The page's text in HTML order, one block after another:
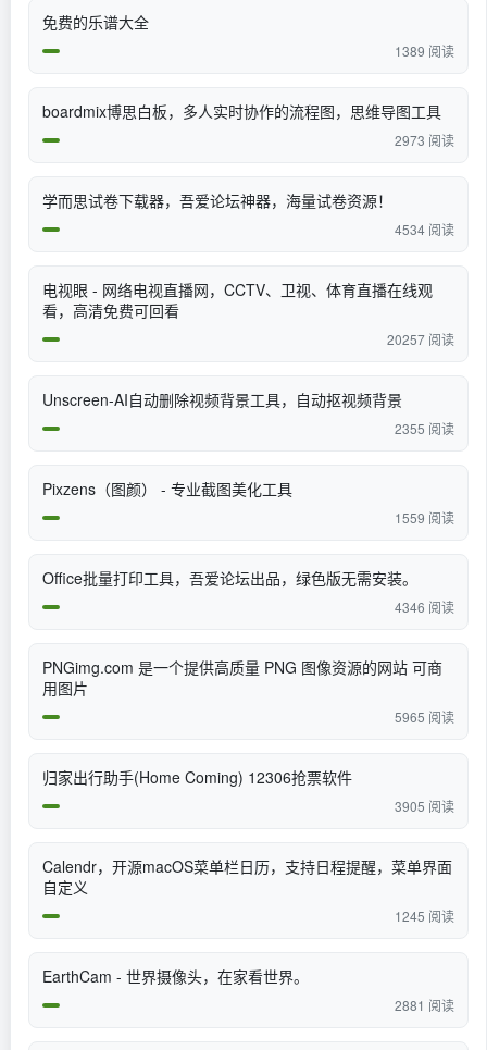
免费的乐谱大全
1389 阅读
boardmix博思白板，多人实时协作的流程图，思维导图工具
2973 阅读
学而思试卷下载器，吾爱论坛神器，海量试卷资源！
4534 阅读
电视眼 - 网络电视直播网，CCTV、卫视、体育直播在线观
看，高清免费可回看
20257 阅读
Unscreen-AI自动删除视频背景工具，自动抠视频背景
2355 阅读
Pixzens（图颜） - 专业截图美化工具
1559 阅读
Office批量打印工具，吾爱论坛出品，绿色版无需安装。
4346 阅读
PNGimg.com 是一个提供高质量 PNG 图像资源的网站 可商
用图片
5965 阅读
归家出行助手(Home Coming) 12306抢票软件
3905 阅读
Calendr，开源macOS菜单栏日历，支持日程提醒，菜单界面
自定义
1245 阅读
EarthCam - 世界摄像头，在家看世界。
2881 阅读